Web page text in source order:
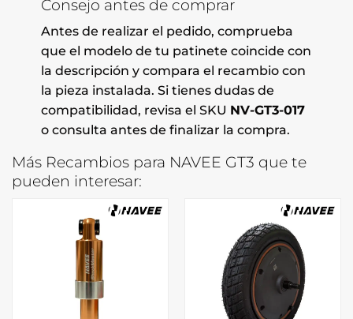
Consejo antes de comprar
Antes de realizar el pedido, comprueba
que el modelo de tu patinete coincide con
la descripción y compara el recambio con
la pieza instalada. Si tienes dudas de
compatibilidad, revisa el SKU NV-GT3-017
o consulta antes de finalizar la compra.
Más Recambios para NAVEE GT3 que te
pueden interesar: